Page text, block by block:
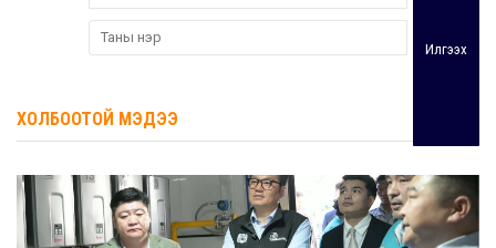
Илгээх
ХОЛБООТОЙ МЭДЭЭ